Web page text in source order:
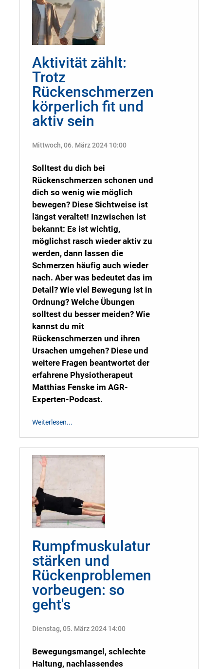
Aktivität zählt:
Trotz
Rückenschmerzen
körperlich fit und
aktiv sein
Mittwoch, 06. März 2024 10:00
Solltest du dich bei
Rückenschmerzen schonen und
dich so wenig wie möglich
bewegen? Diese Sichtweise ist
längst veraltet! Inzwischen ist
bekannt: Es ist wichtig,
möglichst rasch wieder aktiv zu
werden, dann lassen die
Schmerzen häufig auch wieder
nach. Aber was bedeutet das im
Detail? Wie viel Bewegung ist in
Ordnung? Welche Übungen
solltest du besser meiden? Wie
kannst du mit
Rückenschmerzen und ihren
Ursachen umgehen? Diese und
weitere Fragen beantwortet der
erfahrene Physiotherapeut
Matthias Fenske im AGR-
Experten-Podcast.
Weiterlesen...
Rumpfmuskulatur
stärken und
Rückenproblemen
vorbeugen: so
geht's
Dienstag, 05. März 2024 14:00
Bewegungsmangel, schlechte
Haltung, nachlassendes